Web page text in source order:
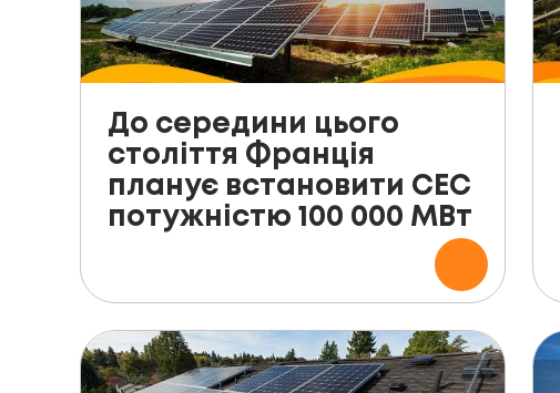
До середини цього
століття Франція
планує встановити СЕС
потужністю 100 000 МВт